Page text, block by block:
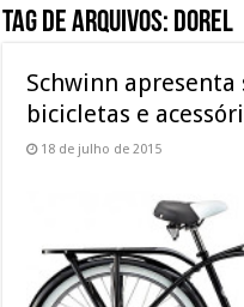
Tag de arquivos: Dorel
Schwinn apresenta
bicicletas e
18 de julho de 2015